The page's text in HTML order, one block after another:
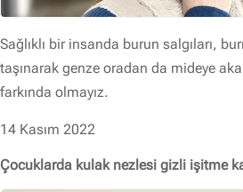
Sağlıklı bir insanda burun salgıları,
taşınarak genze oradan da mideye
farkında olmayız.
14 Kasım 2022
Çocuklarda kulak nezlesi gizli işitme